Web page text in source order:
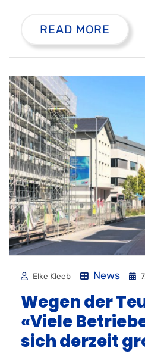
READ MORE
Elke Kleeb News
Wegen der
«Viele
sich derzeit